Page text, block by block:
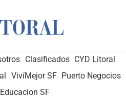
Clasificados CYD Litoral
VivíMejor SF Puerto Negocios
Educacion SF